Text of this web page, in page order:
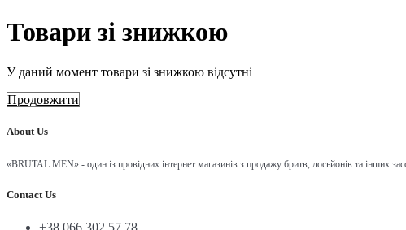
Товари зі знижкою
У даний момент товари зі знижкою відсутні
Продовжити
About Us
«BRUTAL MEN» - один із провідних інтернет магазинів з продажу бритв, лосьйонів та інших
Contact Us
+38 066 302 57 78